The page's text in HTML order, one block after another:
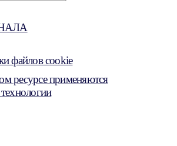
файлов cookie
ресурсе применяются